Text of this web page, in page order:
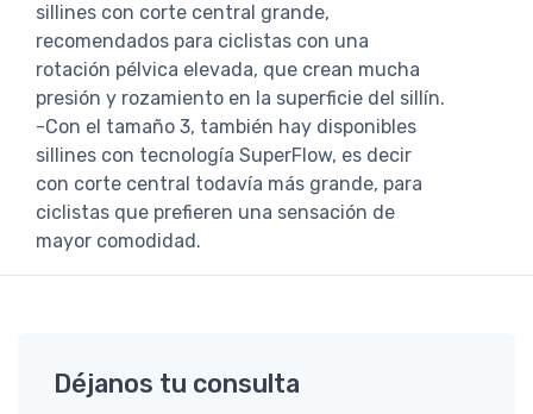
sillines con corte central grande,
recomendados para ciclistas con una
rotación pélvica elevada, que crean mucha
presión y rozamiento en la superficie del sillín.
-Con el tamaño 3, también hay disponibles
sillines con tecnología SuperFlow, es decir
con corte central todavía más grande, para
ciclistas que prefieren una sensación de
mayor comodidad.
Déjanos tu consulta